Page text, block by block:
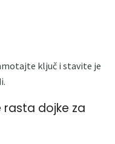
ključ i stavite je
rasta dojke za